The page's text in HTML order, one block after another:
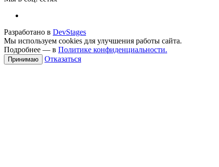
Разработано в DevStages
Мы используем cookies для улучшения работы сайта.
Подробнее — в Политике конфиденциальности.
Принимаю Отказаться